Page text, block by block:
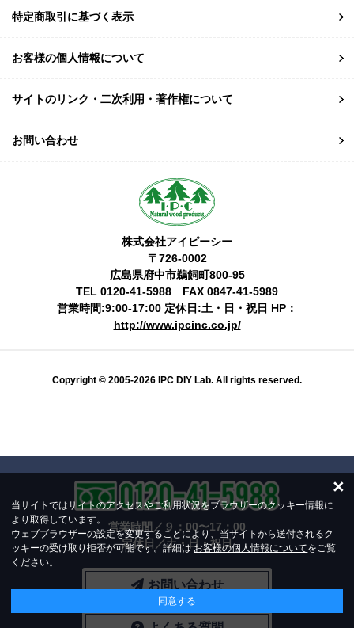
当サイトではサイトのアクセスやご利用状況をブラウザーのクッキー情報に
より取得しています。
ウェブブラウザーの設定を変更することにより、当サイトから送付されるク
ッキーの受け取り拒否が可能です。詳細はお客様の個人情報についてをご覧
ください。
同意する
×
特定商取引に基づく表示
お客様の個人情報について
サイトのリンク・二次利用・著作権について
お問い合わせ
株式会社アイピーシー
〒726-0002
広島県府中市鵜飼町800-95
TEL 0120-41-5988 FAX 0847-41-5989
営業時間:9:00-17:00 定休日:土・日・祝日 HP：
http://www.ipcinc.co.jp/
Copyright © 2005-2026 IPC DIY Lab. All rights reserved.
営業時間／９：00〜17：00
定休日／土・日・祝日
お問い合わせ